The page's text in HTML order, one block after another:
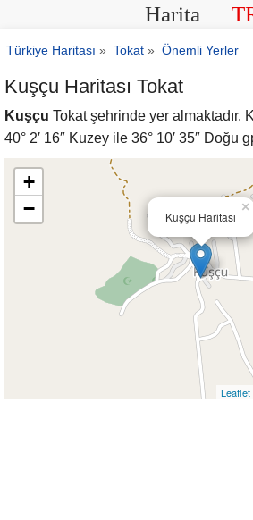
Harita
Türkiye Haritası » Tokat » Önemli Yerler
Kuşçu Haritası Tokat
Kuşçu Tokat şehrinde yer almaktadır.
40° 2′ 16″ Kuzey ile 36° 10′ 35″ Doğu
Kuşçu Haritası
×
+
−
Leaflet